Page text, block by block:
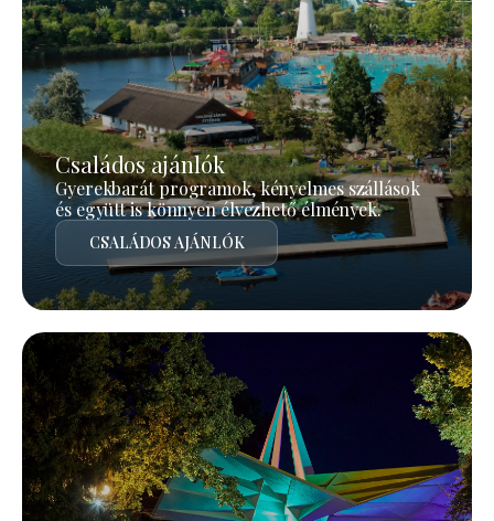
Családos ajánlók
Gyerekbarát programok, kényelmes szállások
és együtt is könnyen élvezhető élmények.
CSALÁDOS AJÁNLÓK